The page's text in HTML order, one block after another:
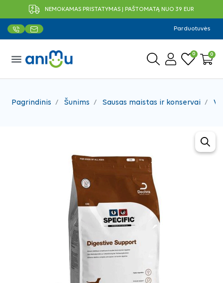
NEMOKAMAS PRISTATYMAS Į PAŠTOMATĄ NUO 39 EUR
Parduotuvės
menu 0 0
Pagrindinis Šunims Sausas maistas ir konservai